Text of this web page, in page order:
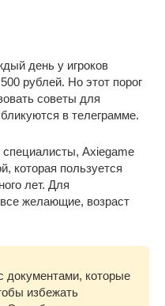
день у игроков
рублей. Но этот порог
советы для
в телеграмме.
Axiegame
которая пользуется
лет. Для
желающие, возраст
документами, которые
избежать